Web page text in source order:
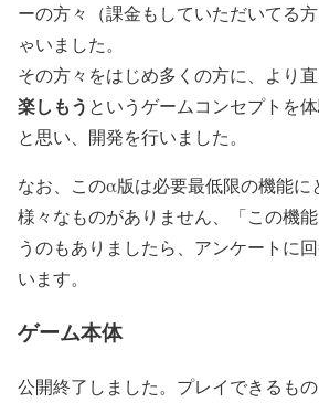
ーの方々（課金もしていただいてる
ゃいました。
その方々をはじめ多くの方に、より
楽しもう というゲームコンセプトを
と思い、開発を行いました。
なお、このα版は必要最低限の機能に
様々なものがありません、
「この機
うのもありましたら、アンケートに
います。
ゲーム本体
公開終了しました。 プレイできるも